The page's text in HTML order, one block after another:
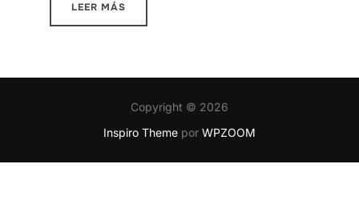
LEER MÁS
Copyright © 2026
Inspiro Theme por WPZOOM